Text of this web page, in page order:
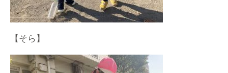
【そら】